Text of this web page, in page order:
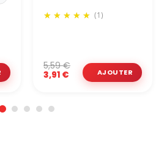
(1)
3,91 €
5,59 €